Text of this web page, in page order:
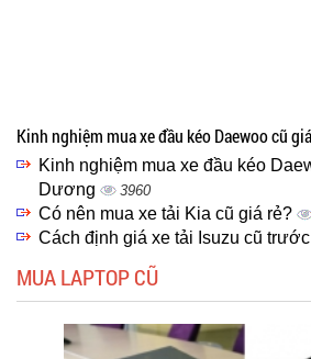
Kinh nghiệm mua xe đầu kéo Daewoo cũ
Kinh nghiệm mua xe đầu kéo
Dương
3960
Có nên mua xe tải Kia cũ giá rẻ?
Cách định giá xe tải Isuzu cũ
MUA LAPTOP CŨ